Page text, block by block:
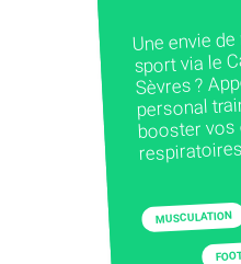
Une envie
sport via le
Sèvres ?
personal
booster vos
MUSCULATION